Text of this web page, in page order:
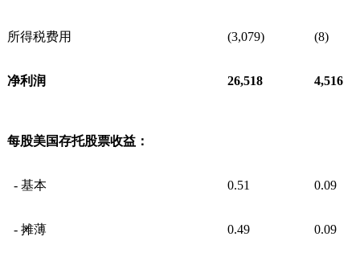
所得税费用 (3,079) (8)
净利润 26,518 4,516
每股美国存托股票收益：
- 基本 0.51 0.09
- 摊薄 0.49 0.09